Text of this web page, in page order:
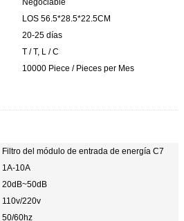
Negociable
LOS 56.5*28.5*22.5CM
20-25 días
T / T, L / C
10000 Piece / Pieces per Mes
Filtro del módulo de entrada de energía C7
1A-10A
20dB~50dB
110v/220v
50/60hz